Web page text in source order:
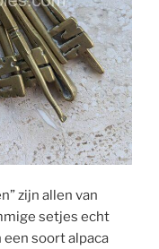
zijn allen van
setjes echt
soort alpaca